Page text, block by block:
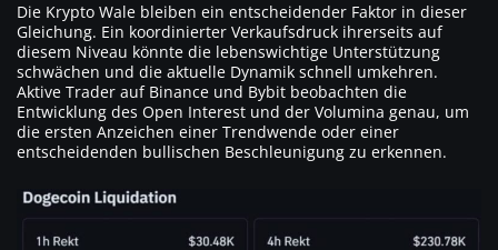
Die Krypto Wale bleiben ein entscheidender Faktor in dieser
Gleichung. Ein koordinierter Verkaufsdruck ihrerseits auf
diesem Niveau könnte die lebenswichtige Unterstützung
schwächen und die aktuelle Dynamik schnell umkehren.
Aktive Trader auf Binance und Bybit beobachten die
Entwicklung des Open Interest und der Volumina genau, um
die ersten Anzeichen einer Trendwende oder einer
entscheidenden bullischen Beschleunigung zu erkennen.